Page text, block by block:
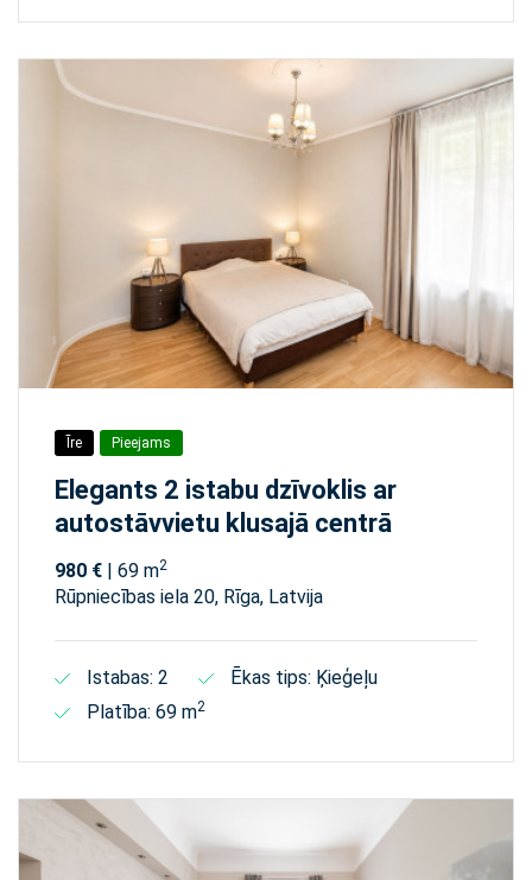
Īre Pieejams
Elegants 2 istabu dzīvoklis ar
autostāvvietu klusajā centrā
980 € | 69 m2
Rūpniecības iela 20, Rīga, Latvija
Istabas: 2
Ēkas tips: Ķieģeļu
Platība: 69 m2